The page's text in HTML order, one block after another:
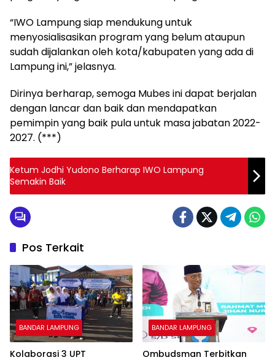
“IWO Lampung siap mendukung untuk
menyosialisasikan program yang belum ataupun
sudah dijalankan oleh kota/kabupaten yang ada di
Lampung ini,” jelasnya.
Dirinya berharap, semoga Mubes ini dapat berjalan
dengan lancar dan baik dan mendapatkan
pemimpin yang baik pula untuk masa jabatan 2022-
2027. (***)
Ketum Jodhi Yudono Berharap IWO Lampung
Semakin Baik
Pos Terkait
BANDAR LAMPUNG
Kolaborasi 3 UPT
BANDAR LAMPUNG
Ombudsman Terbitkan